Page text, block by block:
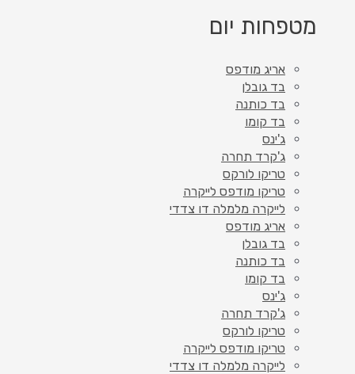
מטפחות יום
אריג מודפס
בד גובלן
בד כותנה
בד קומו
ג'ינס
ג'קרד תחרה
טריקו לורקס
טריקו מודפס לייקרה
לייקרה מלמלה דו צדדי
אריג מודפס
בד גובלן
בד כותנה
בד קומו
ג'ינס
ג'קרד תחרה
טריקו לורקס
טריקו מודפס לייקרה
לייקרה מלמלה דו צדדי